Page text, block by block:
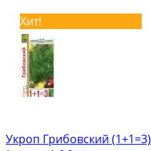
Хит!
Укроп Грибовский (1+1=3)